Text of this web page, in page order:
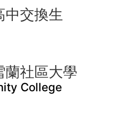
交換生
社區大學
College